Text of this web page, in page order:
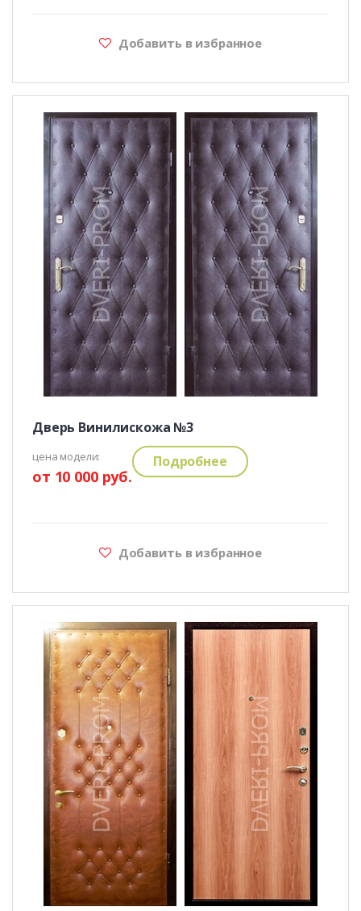
Добавить в избранное
Дверь Винилискожа №3
цена модели:
от 10 000 руб.
Подробнее
Добавить в избранное